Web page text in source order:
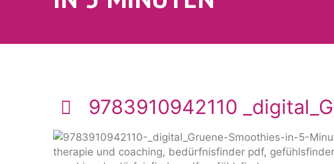
9783910942110